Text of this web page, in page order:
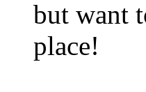
but want
place!